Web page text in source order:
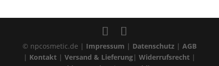
© npcosmetic.de | Impressum | Datenschutz | AGB
| Kontakt| Versand & Lieferung| Widerrufsrecht|